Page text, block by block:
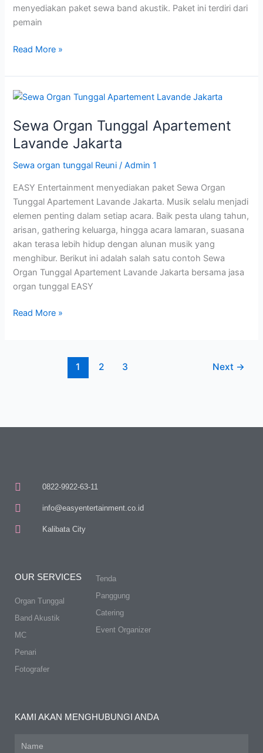
menyediakan paket sewa band akustik. Paket ini terdiri dari
pemain
Read More »
Sewa Organ Tunggal Apartement
Lavande Jakarta
Sewa organ tunggal Reuni /Admin 1
EASY Entertainment menyediakan paket Sewa Organ
Tunggal Apartement Lavande Jakarta. Musik selalu menjadi
elemen penting dalam setiap acara. Baik pesta ulang tahun,
arisan, gathering keluarga, hingga acara lamaran, suasana
akan terasa lebih hidup dengan alunan musik yang
menghibur. Berikut ini adalah salah satu contoh Sewa
Organ Tunggal Apartement Lavande Jakarta bersama jasa
organ tunggal EASY
Sewa
Tunggal
Apartement
Lavande
Jakarta
Read More »
1 2 3 Next →
0822-9922-63-11
info@easyentertainment.co.id
Kalibata City
OUR SERVICES
Organ Tunggal
Band Akustik
MC
Penari
Fotografer
Tenda
Panggung
Catering
Event Organizer
KAMI AKAN MENGHUBUNGI ANDA